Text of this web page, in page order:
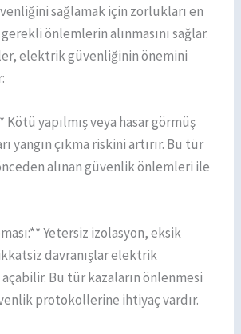
sağlamak için zorlukları en
önlemlerin alınmasını sağlar.
elektrik güvenliğinin önemini
Kötü yapılmış veya hasar görmüş
yangın çıkma riskini artırır. Bu tür
alınan güvenlik önlemleri ile
Yetersiz izolasyon, eksik
davranışlar elektrik
Bu tür kazaların önlenmesi
protokollerine ihtiyaç vardır.